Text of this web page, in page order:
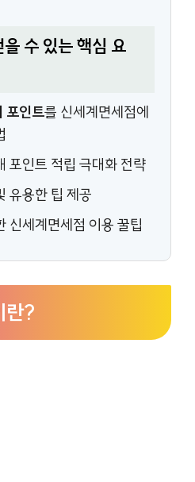
수 있는 핵심 요
포인트를 신세계면세점에
포인트 적립 극대화 전략
유용한 팁 제공
신세계면세점 이용 꿀팁
란?